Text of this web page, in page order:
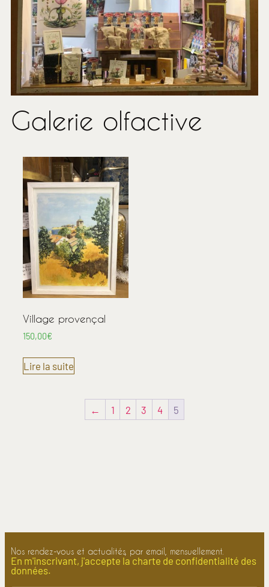
Galerie olfactive
Village provençal
150,00€
Lire la suite
← 1 2 3 4 5
Nos rendez-vous et actualités, par email, mensuellement.
En m'inscrivant, j'accepte la charte de confidentialité des
données.